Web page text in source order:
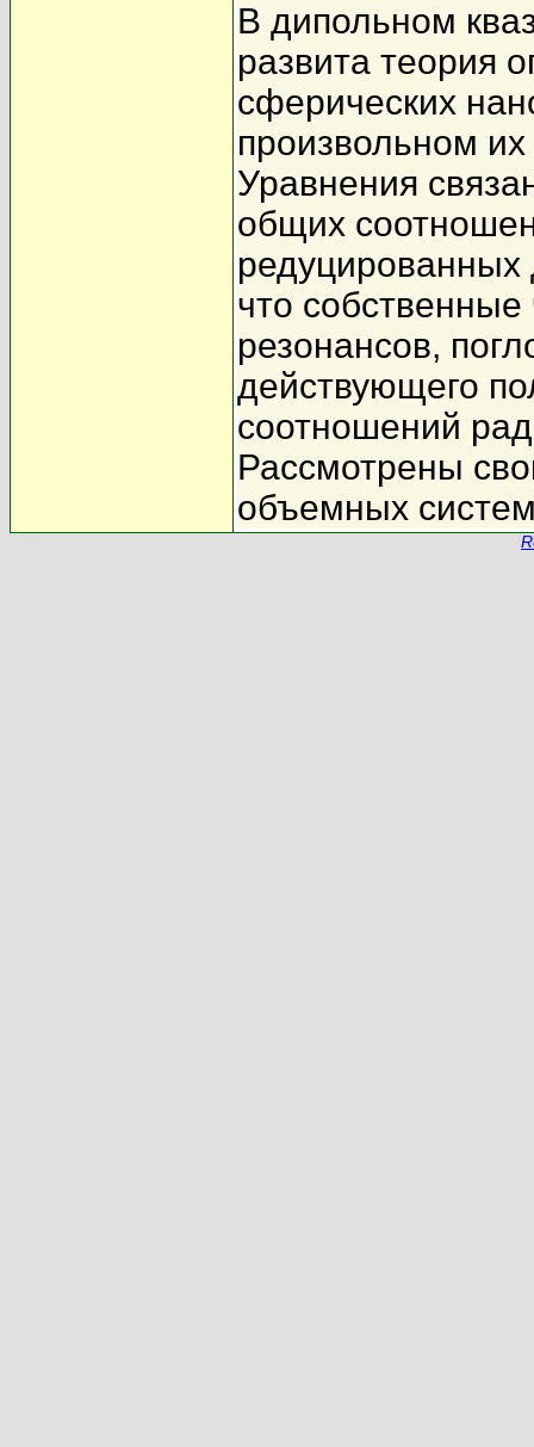
В дипольном
развита теория
сферических
произвольном
Уравнения
общих
что
резонансов,
действующего
соотношений
Рассмотрены
объемных